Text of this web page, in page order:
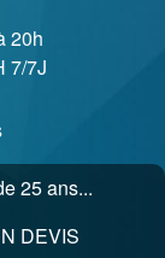
20h
7/7J
25 ans...
DEVIS